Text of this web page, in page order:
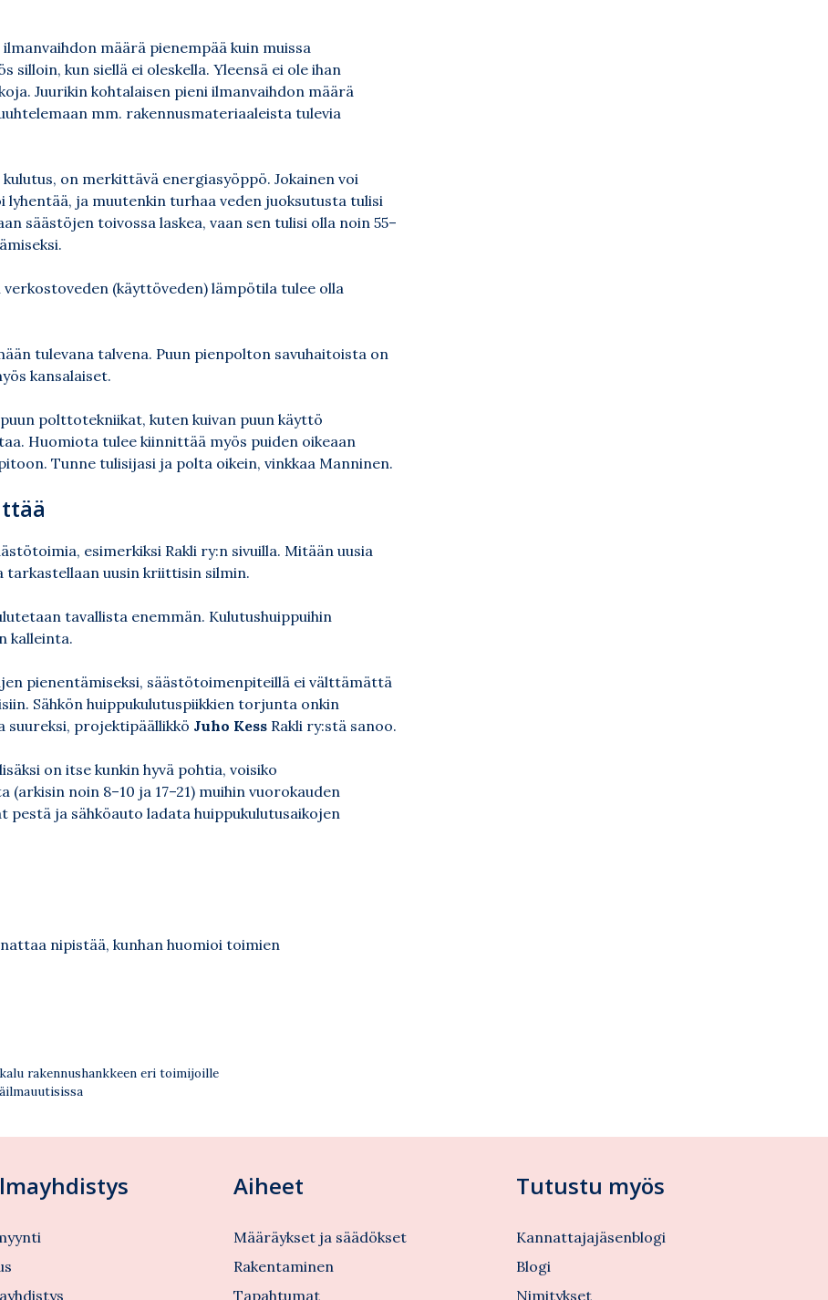
määrä pienempää kuin muissa
kun siellä ei oleskella. Yleensä ei ole ihan
Juurikin kohtalaisen pieni ilmanvaihdon määrä
mm. rakennusmateriaaleista tulevia
on merkittävä energiasyöppö. Jokainen voi
ja muutenkin turhaa veden juoksutusta tulisi
säästöjen toivossa laskea, vaan sen tulisi olla noin 55–
(käyttöveden) lämpötila tulee olla
tulevana talvena. Puun pienpolton savuhaitoista on
kansalaiset.
polttotekniikat, kuten kuivan puun käyttö
Huomiota tulee kiinnittää myös puiden oikeaan
Tunne tulisijasi ja polta oikein, vinkkaa Manninen.
esimerkiksi Rakli ry:n sivuilla. Mitään uusia
tarkastellaan uusin kriittisin silmin.
tavallista enemmän. Kulutushuippuihin
kalleinta.
pienentämiseksi, säästötoimenpiteillä ei välttämättä
Sähkön huippukulutuspiikkien torjunta onkin
suureksi, projektipäällikkö Juho Kess Rakli ry:stä sanoo.
on itse kunkin hyvä pohtia, voisiko
noin 8–10 ja 17–21) muihin vuorokauden
ja sähköauto ladata huippukulutusaikojen
nipistää, kunhan huomioi toimien
rakennushankkeen eri toimijoille
Aiheet
Määräykset ja säädökset
Rakentaminen
Tapahtumat
Tutustu myös
Kannattajajäsenblogi
Blogi
Nimitykset